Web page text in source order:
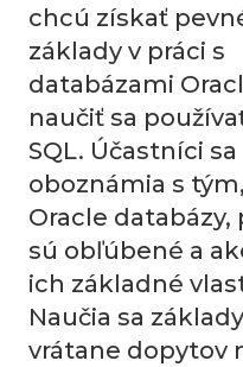
chcú získať
základy v práci s
databázami
naučiť sa
SQL. Účastníci sa
oboznámia s
Oracle databázy,
sú obľúbené a
ich základné
Naučia sa
vrátane dopytov